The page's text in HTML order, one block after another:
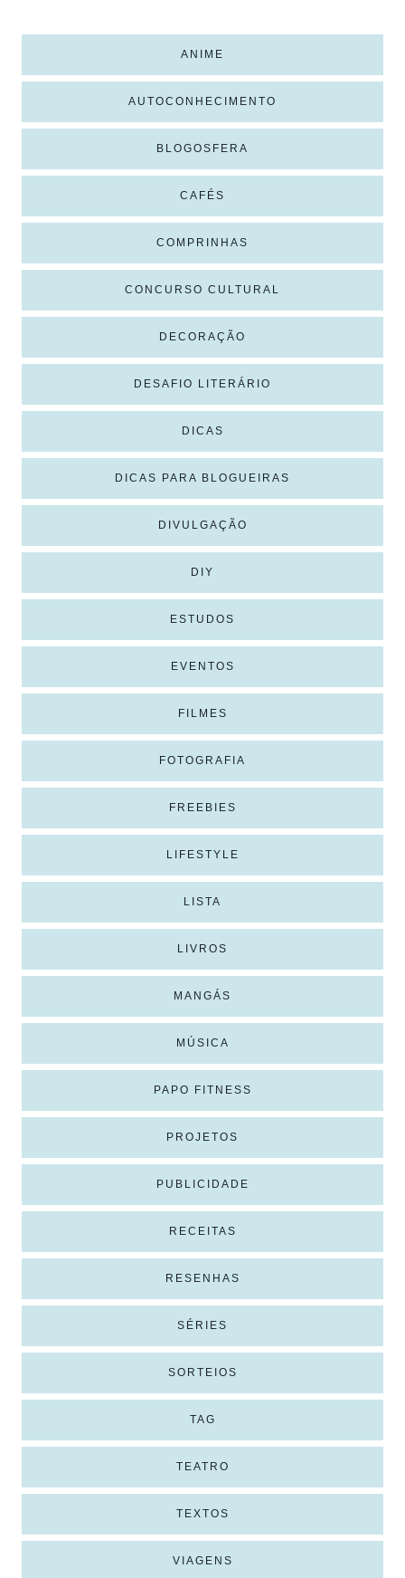
ANIME
AUTOCONHECIMENTO
BLOGOSFERA
CAFÉS
COMPRINHAS
CONCURSO CULTURAL
DECORAÇÃO
DESAFIO LITERÁRIO
DICAS
DICAS PARA BLOGUEIRAS
DIVULGAÇÃO
DIY
ESTUDOS
EVENTOS
FILMES
FOTOGRAFIA
FREEBIES
LIFESTYLE
LISTA
LIVROS
MANGÁS
MÚSICA
PAPO FITNESS
PROJETOS
PUBLICIDADE
RECEITAS
RESENHAS
SÉRIES
SORTEIOS
TAG
TEATRO
TEXTOS
VIAGENS